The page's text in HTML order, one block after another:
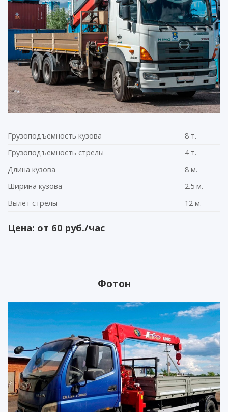
Грузоподъемность кузова
8 т.
Грузоподъемность стрелы
4 т.
Длина кузова
8 м.
Ширина кузова
2.5 м.
Вылет стрелы
12 м.
Цена: от 60 руб./час
Фотон